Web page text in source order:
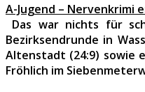
A-Jugend – Nervenkrimi
Das war nichts für
Bezirksendrunde in
Altenstadt (24:9) sowie
Fröhlich im